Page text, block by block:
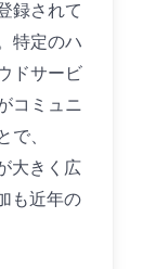
録されて
特定のハ
ドサービ
コミュニ
で、
大きく広
も近年の